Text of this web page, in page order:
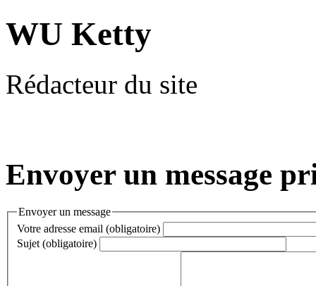
WU Ketty
Rédacteur du site
Envoyer un message
Envoyer un message
Votre adresse email (obligatoire)
Sujet (obligatoire)